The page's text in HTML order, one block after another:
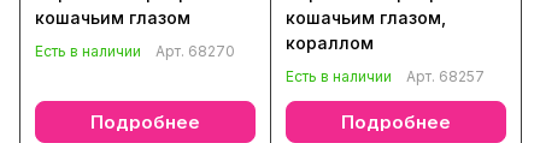
кошачьим глазом
Есть в наличии Арт. 68270
Подробнее
кошачьим глазом,
кораллом
Есть в наличии Арт. 68257
Подробнее